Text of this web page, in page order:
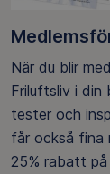
När du blir
Friluftsliv i din
tester och
får också fina
25% rabatt